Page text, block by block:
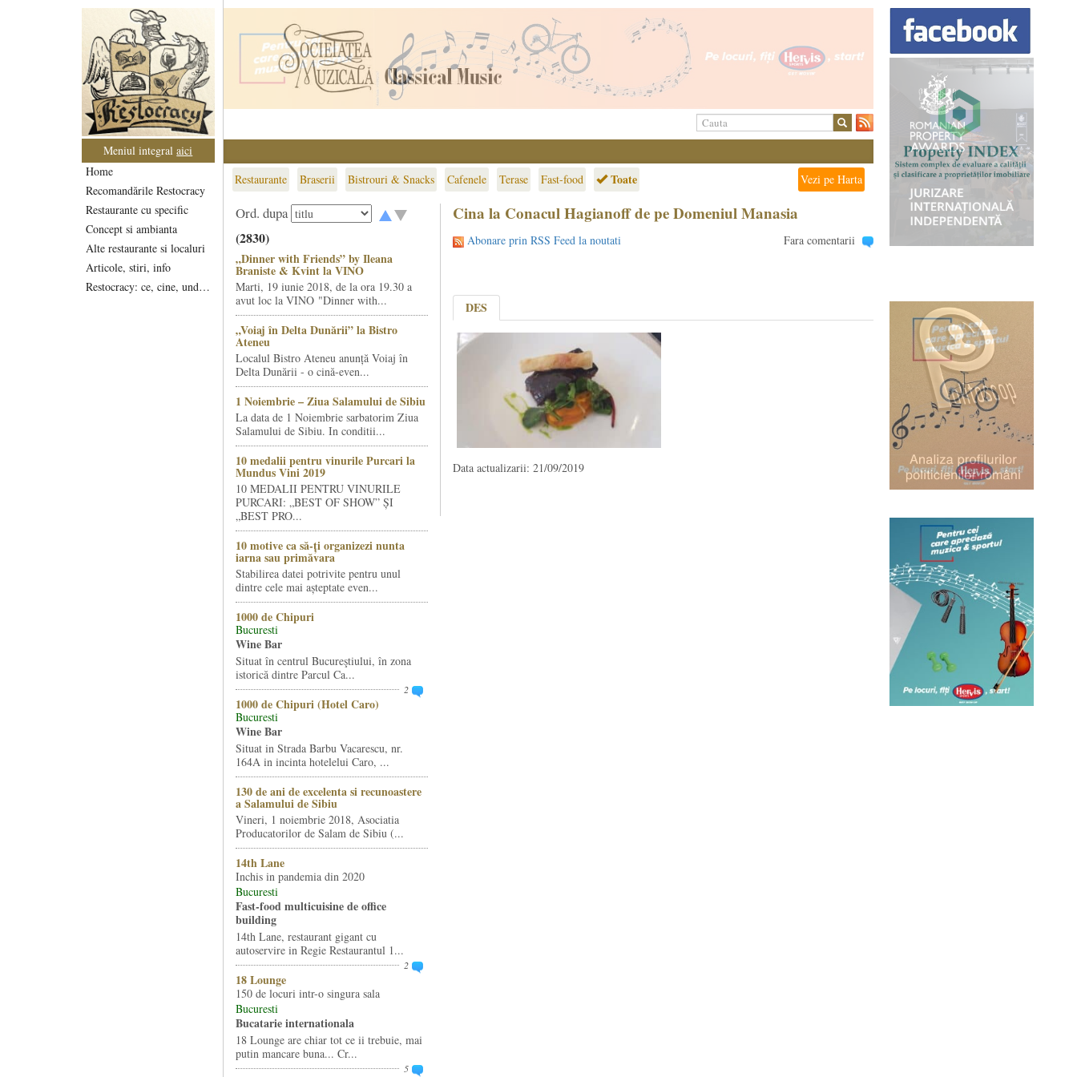
Meniul integralaici
Home
Recomandările Restocracy
Restaurante cu specific
Concept si ambianta
Alte restaurante si localuri
Articole, stiri, info
Restocracy: ce, cine, unde...
Restaurante Braserii Bistrouri & Snacks Cafenele Terase Fast-food Toate Vezi pe Harta
Ord. dupa
(2830)
„Dinner with Friends” by Ileana
Braniste & Kvint la VINO
Marti, 19 iunie 2018, de la ora 19.30 a
avut loc la VINO "Dinner with...
„Voiaj în Delta Dunării” la Bistro
Ateneu
Localul Bistro Ateneu anunță Voiaj în
Delta Dunării - o cină-even...
1 Noiembrie – Ziua Salamului de Sibiu
La data de 1 Noiembrie sarbatorim Ziua
Salamului de Sibiu. In conditii...
10 medalii pentru vinurile Purcari la
Mundus Vini 2019
10 MEDALII PENTRU VINURILE
PURCARI: „BEST OF SHOW” ȘI
„BEST PRO...
10 motive ca să-ți organizezi nunta
iarna sau primăvara
Stabilirea datei potrivite pentru unul
dintre cele mai așteptate even...
1000 de Chipuri
Bucuresti
Wine Bar
Situat în centrul Bucureştiului, în zona
istorică dintre Parcul Ca...
2
1000 de Chipuri (Hotel Caro)
Bucuresti
Wine Bar
Situat in Strada Barbu Vacarescu, nr.
164A in incinta hotelelui Caro, ...
130 de ani de excelenta si recunoastere
a Salamului de Sibiu
Vineri, 1 noiembrie 2018, Asociatia
Producatorilor de Salam de Sibiu (...
14th Lane
Inchis in pandemia din 2020
Bucuresti
Fast-food multicuisine de office
building
14th Lane, restaurant gigant cu
autoservire in Regie Restaurantul 1...
2
18 Lounge
150 de locuri intr-o singura sala
Bucuresti
Bucatarie internationala
18 Lounge are chiar tot ce ii trebuie, mai
putin mancare buna... Cr...
5
Cina la Conacul Hagianoff de pe Domeniul Manasia
Abonare prin RSS Feed la noutati Fara comentarii
DES
Data actualizarii: 21/09/2019